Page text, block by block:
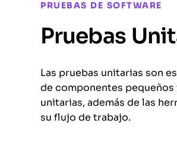
PRUEBAS DE SOFTWARE
Pruebas
Las pruebas unitarias son
de componentes pequeños
unitarias, además de las
su flujo de trabajo.